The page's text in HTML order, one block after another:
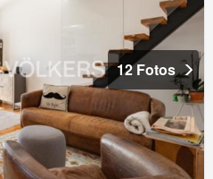
12 Fotos